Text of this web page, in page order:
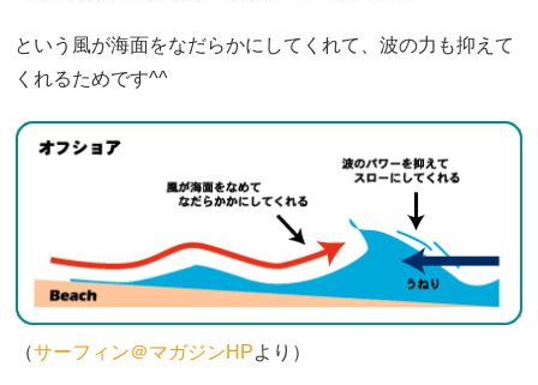
という風が海面をなだらかにしてくれて、波の力も抑えて
くれるためです^^
（サーフィン＠マガジンHPより）